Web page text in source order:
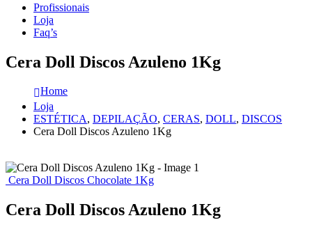
Profissionais
Loja
Faq’s
Cera Doll Discos Azuleno 1Kg
Home
Loja
ESTÉTICA, DEPILAÇÃO, CERAS, DOLL, DISCOS
Cera Doll Discos Azuleno 1Kg
Cera Doll Discos Chocolate 1Kg
Cera Doll Discos Azuleno 1Kg